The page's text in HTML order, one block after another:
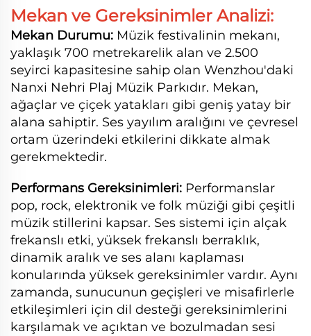
Mekan ve Gereksinimler Analizi:
Mekan Durumu: Müzik festivalinin mekanı,
yaklaşık 700 metrekarelik alan ve 2.500
seyirci kapasitesine sahip olan Wenzhou'daki
Nanxi Nehri Plaj Müzik Parkıdır. Mekan,
ağaçlar ve çiçek yatakları gibi geniş yatay bir
alana sahiptir. Ses yayılım aralığını ve çevresel
ortam üzerindeki etkilerini dikkate almak
gerekmektedir.
Performans Gereksinimleri: Performanslar
pop, rock, elektronik ve folk müziği gibi çeşitli
müzik stillerini kapsar. Ses sistemi için alçak
frekanslı etki, yüksek frekanslı berraklık,
dinamik aralık ve ses alanı kaplaması
konularında yüksek gereksinimler vardır. Aynı
zamanda, sunucunun geçişleri ve misafirlerle
etkileşimleri için dil desteği gereksinimlerini
karşılamak ve açıktan ve bozulmadan sesi